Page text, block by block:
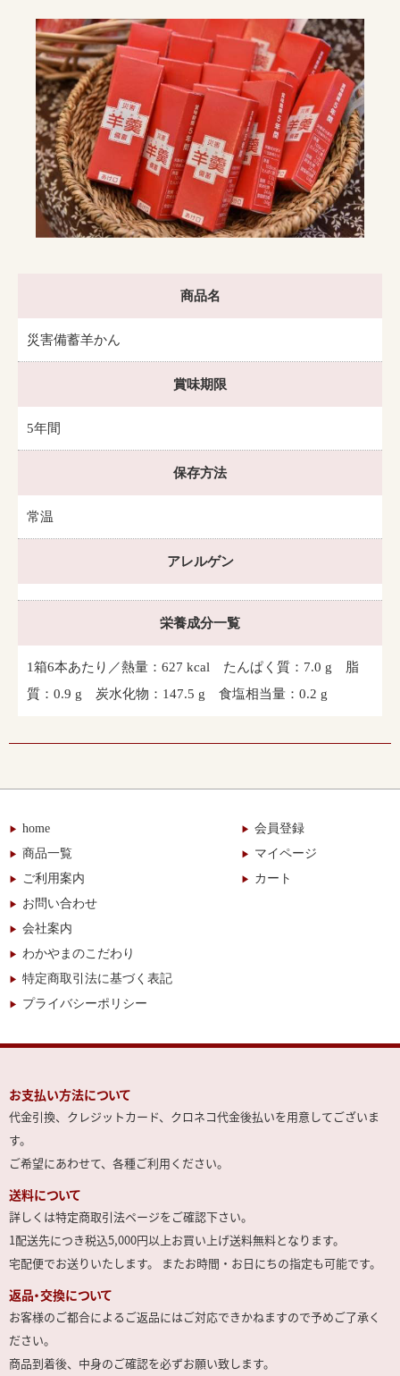
商品名
災害備蓄羊かん
賞味期限
5年間
保存方法
常温
アレルゲン
栄養成分一覧
1箱6本あたり／熱量：627 kcal たんぱく質：7.0 g 脂
質：0.9 g 炭水化物：147.5 g 食塩相当量：0.2 g
home
商品一覧
ご利用案内
お問い合わせ
会社案内
わかやまのこだわり
特定商取引法に基づく表記
プライバシーポリシー
会員登録
マイページ
カート
お支払い方法について
代金引換、クレジットカード、クロネコ代金後払いを用意してございま
す。
ご希望にあわせて、各種ご利用ください。
送料について
詳しくは特定商取引法ページをご確認下さい。
1配送先につき税込5,000円以上お買い上げ送料無料となります。
宅配便でお送りいたします。 またお時間・お日にちの指定も可能です。
返品・交換について
お客様のご都合によるご返品にはご対応できかねますので予めご了承く
ださい。
商品到着後、中身のご確認を必ずお願い致します。